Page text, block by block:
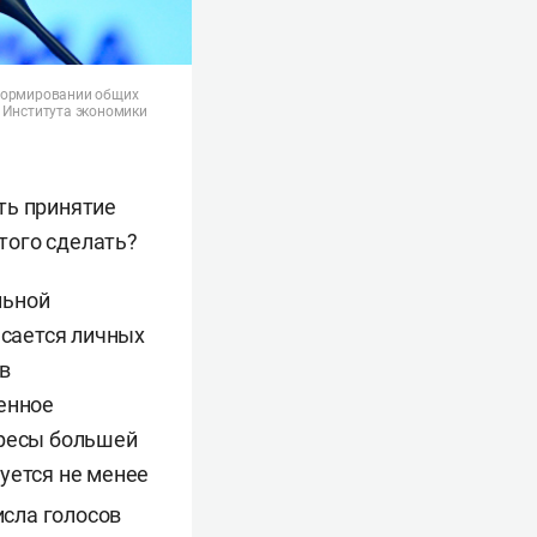
общих
экономики
принятие
сделать?
личных
большей
не менее
голосов